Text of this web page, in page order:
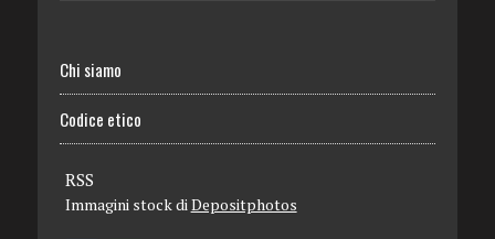
Chi siamo
Codice etico
RSS
Immagini stock diDepositphotos